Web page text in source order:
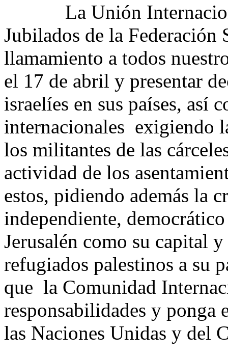
La Unión
Jubilados de la
llamamiento a todos
el 17 de abril y presentar
israelíes en sus países, así
internacionales exigiendo
los militantes de las
actividad de los
estos, pidiendo además la
independiente,
Jerusalén como su capital
refugiados palestinos a su
que la Comunidad
responsabilidades y ponga
las Naciones Unidas y del